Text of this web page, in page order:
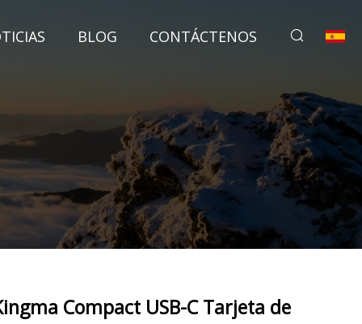
BLOG CONTÁCTENOS
Compact USB-C Tarjeta de